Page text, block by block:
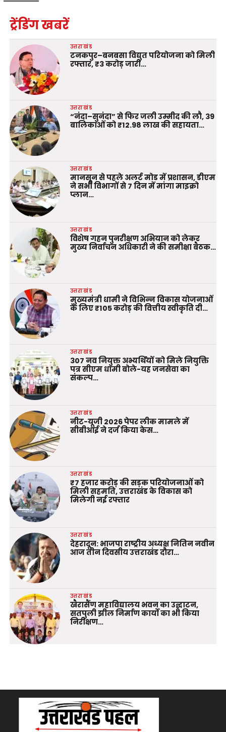
ट्रेंडिंग खबरें
उत्तराखंड
टनकपुर–बनबसा विद्युत परियोजना को मिली
रफ्तार, ₹3 करोड़ जारी…
उत्तराखंड
“नंदा–सुनंदा” से फिर जली उम्मीद की लौ, 39
बालिकाओं को ₹12.98 लाख की सहायता…
उत्तराखंड
मानसून से पहले अलर्ट मोड में प्रशासन, डीएम
ने सभी विभागों से 7 दिन में मांगा माइक्रो
प्लान…
उत्तराखंड
विशेष गहन पुनरीक्षण अभियान को लेकर
मुख्य निर्वाचन अधिकारी ने की समीक्षा बैठक…
उत्तराखंड
मुख्यमंत्री धामी ने विभिन्न विकास योजनाओं
के लिए ₹105 करोड़ की वित्तीय स्वीकृति दी…
उत्तराखंड
307 नव नियुक्त अभ्यर्थियों को मिले नियुक्ति
पत्र सीएम धामी बोले-यह जनसेवा का
संकल्प…
उत्तराखंड
नीट-यूजी 2026 पेपर लीक मामले में
सीबीआई ने दर्ज किया केस…
उत्तराखंड
₹7 हजार करोड़ की सड़क परियोजनाओं को
मिली सहमति, उत्तराखंड के विकास को
मिलेगी नई रफ्तार
उत्तराखंड
देहरादून: भाजपा राष्ट्रीय अध्यक्ष नितिन नवीन
आज तीन दिवसीय उत्तराखंड दौरा…
उत्तराखंड
खैरासैंण महाविद्यालय भवन का उद्घाटन,
सतपुली झील निर्माण कार्यों का भी किया
निरीक्षण…